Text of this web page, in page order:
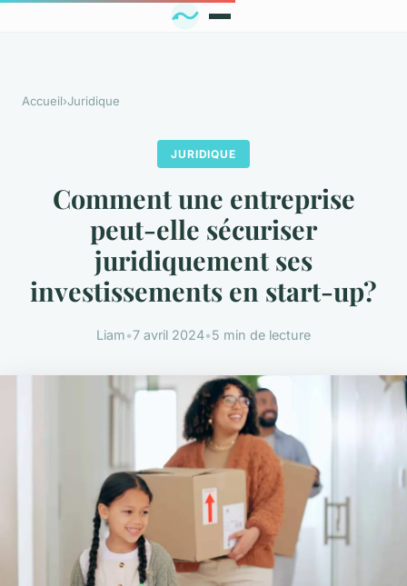
Accueil›Juridique
JURIDIQUE
Comment une entreprise
peut-elle sécuriser
juridiquement ses
investissements en start-up?
Liam•7 avril 2024•5 min de lecture